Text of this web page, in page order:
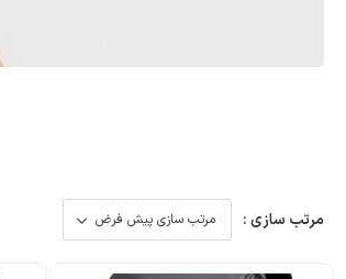
مرتب سازی :